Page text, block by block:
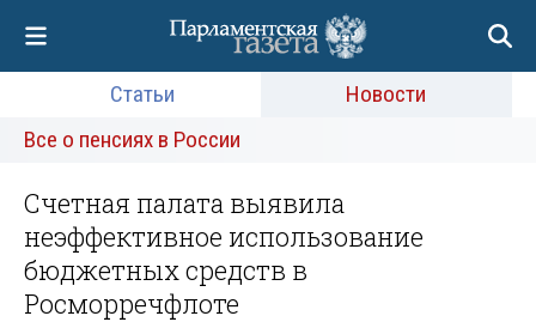
Статьи
Новости
Все о пенсиях в России
Счетная палата выявила
неэффективное использование
бюджетных средств в
Росморречфлоте